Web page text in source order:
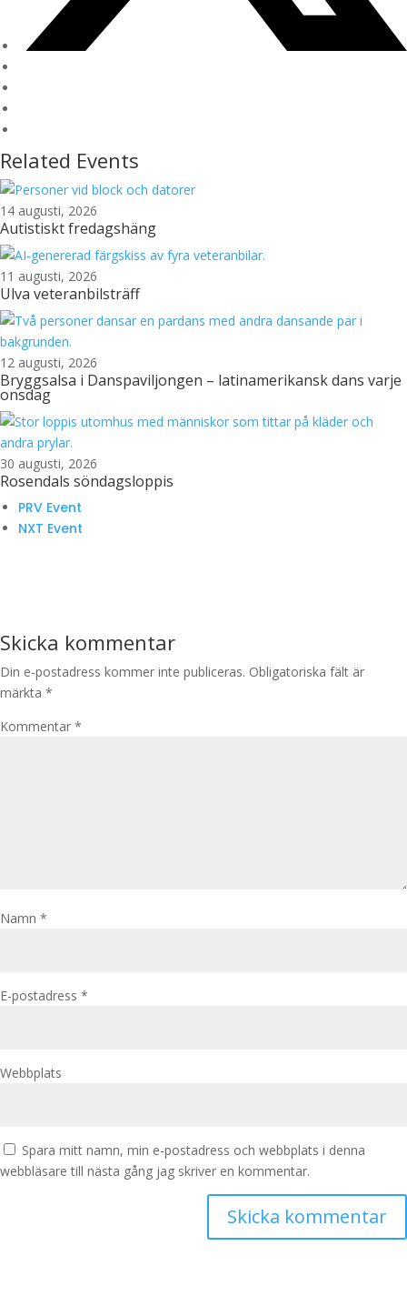
Related Events
14 augusti, 2026
Autistiskt fredagshäng
11 augusti, 2026
Ulva veteranbilsträff
12 augusti, 2026
Bryggsalsa i Danspaviljongen – latinamerikansk dans varje
onsdag
30 augusti, 2026
Rosendals söndagsloppis
PRV Event
NXT Event
Skicka kommentar
Din e-postadress kommer inte publiceras. Obligatoriska fält är
märkta *
Kommentar *
Namn *
E-postadress *
Webbplats
Spara mitt namn, min e-postadress och webbplats i denna
webbläsare till nästa gång jag skriver en kommentar.